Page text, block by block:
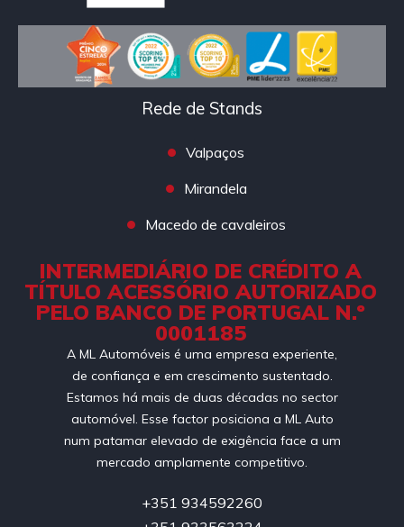
Rede de Stands
Valpaços
Mirandela
Macedo de cavaleiros
INTERMEDIÁRIO DE CRÉDITO A
TÍTULO ACESSÓRIO AUTORIZADO
PELO BANCO DE PORTUGAL N.º
0001185
A ML Automóveis é uma empresa experiente,
de confiança e em crescimento sustentado.
Estamos há mais de duas décadas no sector
automóvel. Esse factor posiciona a ML Auto
num patamar elevado de exigência face a um
mercado amplamente competitivo.
+351 934592260